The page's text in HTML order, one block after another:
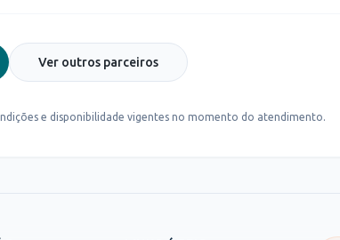
Ver outros parceiros
e disponibilidade vigentes no momento do atendimento.